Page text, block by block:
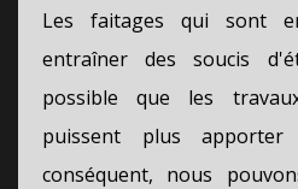
Les faitages qui sont
entraîner des soucis
possible que les
puissent plus
conséquent, nous